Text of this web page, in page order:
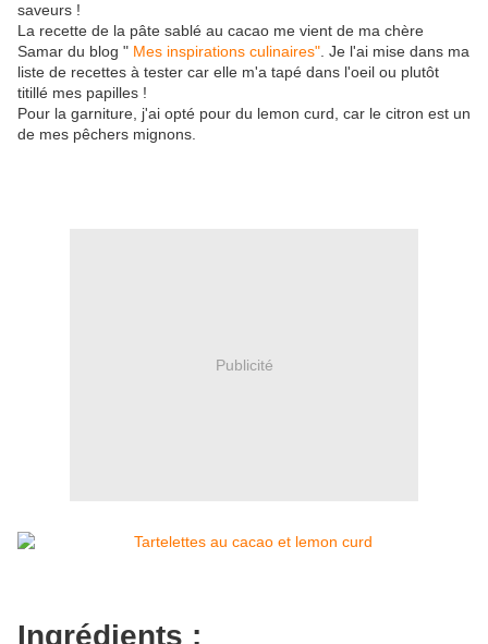
saveurs !
La recette de la pâte sablé au cacao me vient de ma chère
Samar du blog " Mes inspirations culinaires" . Je l'ai mise dans ma
liste de recettes à tester car elle m'a tapé dans l'oeil ou plutôt
titillé mes papilles !
Pour la garniture, j'ai opté pour du lemon curd, car le citron est un
de mes pêchers mignons.
Publicité
Ingrédients :